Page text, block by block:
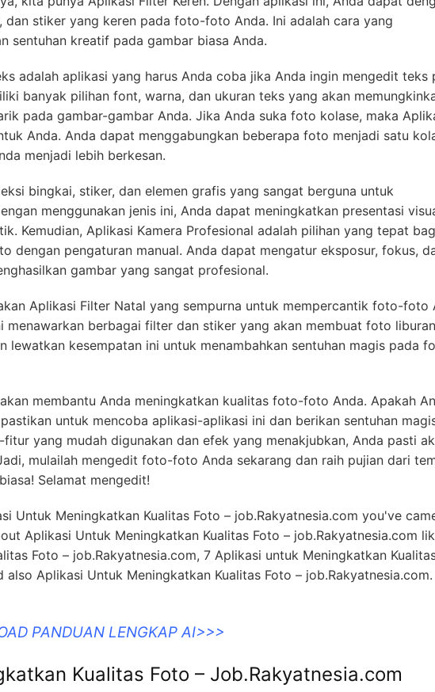
dan stiker yang keren pada foto-foto Anda. Ini adalah cara yang
sentuhan kreatif pada gambar biasa Anda.
adalah aplikasi yang harus Anda coba jika Anda ingin mengedit teks
banyak pilihan font, warna, dan ukuran teks yang akan
pada gambar-gambar Anda. Jika Anda suka foto kolase, maka
Anda. Anda dapat menggabungkan beberapa foto menjadi satu
menjadi lebih berkesan.
bingkai, stiker, dan elemen grafis yang sangat berguna untuk
menggunakan jenis ini, Anda dapat meningkatkan presentasi
Kemudian, Aplikasi Kamera Profesional adalah pilihan yang tepat
dengan pengaturan manual. Anda dapat mengatur eksposur, fokus,
gambar yang sangat profesional.
Aplikasi Filter Natal yang sempurna untuk mempercantik foto-foto
menawarkan berbagai filter dan stiker yang akan membuat foto
lewatkan kesempatan ini untuk menambahkan sentuhan magis pada
membantu Anda meningkatkan kualitas foto-foto Anda. Apakah
untuk mencoba aplikasi-aplikasi ini dan berikan sentuhan
yang mudah digunakan dan efek yang menakjubkan, Anda pasti
mulailah mengedit foto-foto Anda sekarang dan raih pujian dari
Selamat mengedit!
Untuk Meningkatkan Kualitas Foto – job.Rakyatnesia.com you've
Aplikasi Untuk Meningkatkan Kualitas Foto – job.Rakyatnesia.com
Foto – job.Rakyatnesia.com, 7 Aplikasi untuk Meningkatkan
Aplikasi Untuk Meningkatkan Kualitas Foto –
PANDUAN LENGKAP AI>>>
Kualitas Foto – Job.Rakyatnesia.com